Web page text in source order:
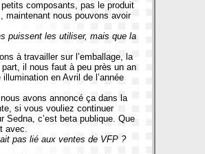
composants, pas le produit
maintenant nous pouvons avoir
puissent les utiliser, mais que la
à travailler sur l’emballage, la
il nous faut à peu près un an
en Avril de l’année
avons annoncé ça dans la
si vous vouliez continuer
Sedna, c’est beta publique. Que
avec.
pas lié aux ventes de VFP ?